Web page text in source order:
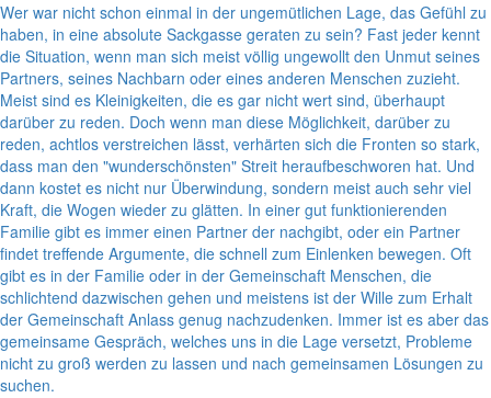
Wer war nicht schon einmal in der ungemütlichen Lage, das Gefühl zu
haben, in eine absolute Sackgasse geraten zu sein? Fast jeder kennt
die Situation, wenn man sich meist völlig ungewollt den Unmut seines
Partners, seines Nachbarn oder eines anderen Menschen zuzieht.
Meist sind es Kleinigkeiten, die es gar nicht wert sind, überhaupt
darüber zu reden. Doch wenn man diese Möglichkeit, darüber zu
reden, achtlos verstreichen lässt, verhärten sich die Fronten so stark,
dass man den "wunderschönsten" Streit heraufbeschworen hat. Und
dann kostet es nicht nur Überwindung, sondern meist auch sehr viel
Kraft, die Wogen wieder zu glätten. In einer gut funktionierenden
Familie gibt es immer einen Partner der nachgibt, oder ein Partner
findet treffende Argumente, die schnell zum Einlenken bewegen. Oft
gibt es in der Familie oder in der Gemeinschaft Menschen, die
schlichtend dazwischen gehen und meistens ist der Wille zum Erhalt
der Gemeinschaft Anlass genug nachzudenken. Immer ist es aber das
gemeinsame Gespräch, welches uns in die Lage versetzt, Probleme
nicht zu groß werden zu lassen und nach gemeinsamen Lösungen zu
suchen.